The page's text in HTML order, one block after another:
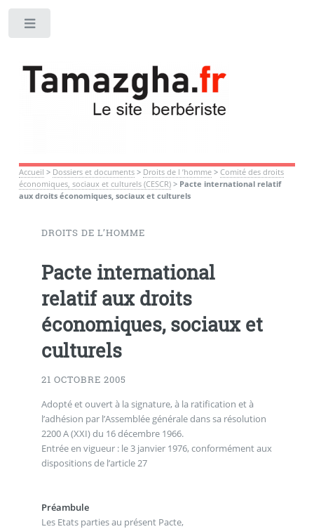
Accueil > Dossiers et documents> Droits de l ’homme> Comité des droits
économiques, sociaux et culturels (CESCR)> Pacte international relatif
aux droits économiques, sociaux et culturels
DROITS DE L’HOMME
Pacte international
relatif aux droits
économiques, sociaux et
culturels
21 OCTOBRE 2005
Adopté et ouvert à la signature, à la ratification et à
l’adhésion par l’Assemblée générale dans sa résolution
2200 A (XXI) du 16 décembre 1966.
Entrée en vigueur : le 3 janvier 1976, conformément aux
dispositions de l’article 27
Préambule
Les Etats parties au présent Pacte,